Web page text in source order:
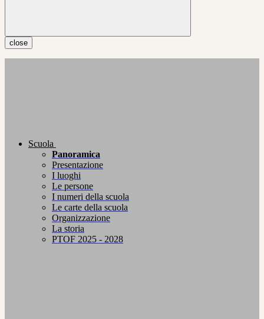
close
Scuola
Panoramica
Presentazione
I luoghi
Le persone
I numeri della scuola
Le carte della scuola
Organizzazione
La storia
PTOF 2025 - 2028